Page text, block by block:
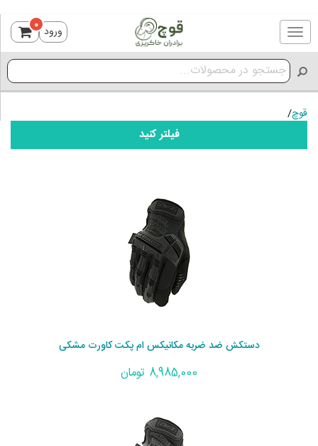
Toggle
navigation
ورود 0
قوچ/
فیلتر کنید
دستکش ضد ضربه مکانیکس ام پکت کاورت مشکی
8,985,000 تومان